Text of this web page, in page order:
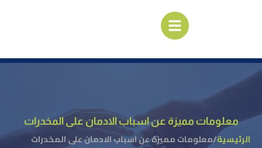
معلومات مميزة عن اسباب الادمان على المخدرات
الرئيسية/معلومات مميزة عن اسباب الادمان على المخدرات